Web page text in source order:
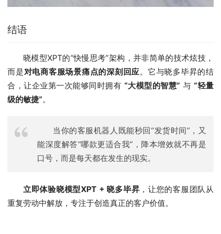
结语
晓模型XPT的“快慢思考”架构，并非简单的技术炫技，
而是对电商客服场景痛点的深刻回应。它与晓多毕昇的结
合，让企业第一次能够同时拥有 “大模型的智慧” 与 “轻量
级的敏捷”。
当你的客服机器人既能秒回“发货时间”，又
能深度解答“哪款更适合我”，降本增效就不再是
口号，而是每天都在发生的现实。
立即体验晓模型XPT + 晓多毕昇 ，让您的客服团队从
重复劳动中解放，专注于创造真正的客户价值。